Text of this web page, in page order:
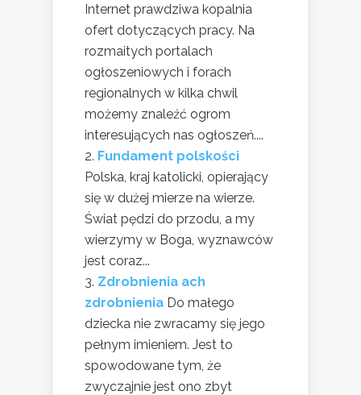
Internet prawdziwa kopalnia
ofert dotyczących pracy. Na
rozmaitych portalach
ogłoszeniowych i forach
regionalnych w kilka chwil
możemy znaleźć ogrom
interesujących nas ogłoszeń....
Fundament polskości
Polska, kraj katolicki, opierający
się w dużej mierze na wierze.
Świat pędzi do przodu, a my
wierzymy w Boga, wyznawców
jest coraz...
Zdrobnienia ach
zdrobnienia Do małego
dziecka nie zwracamy się jego
pełnym imieniem. Jest to
spowodowane tym, że
zwyczajnie jest ono zbyt